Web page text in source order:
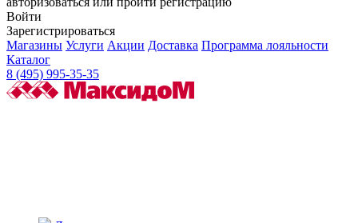
Войти
Зарегистрироваться
Магазины Услуги Акции Доставка Программа лояльности
Каталог
8 (495) 995-35-35